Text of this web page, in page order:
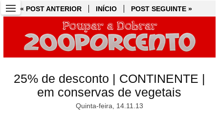
« POST ANTERIOR INÍCIO POST SEGUINTE »
25% de desconto | CONTINENTE |
em conservas de vegetais
Quinta-feira, 14.11.13
« POST ANTERIOR INÍCIO POST SEGUINTE »